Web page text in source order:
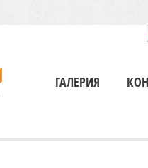
ГАЛЕРИЯ